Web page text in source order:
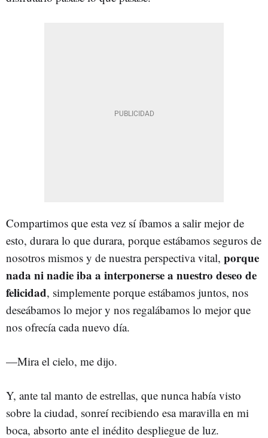
Compartimos que esta vez sí íbamos a salir mejor de
esto, durara lo que durara, porque estábamos seguros de
nosotros mismos y de nuestra perspectiva vital, porque
nada ni nadie iba a interponerse a nuestro deseo de
felicidad, simplemente porque estábamos juntos, nos
deseábamos lo mejor y nos regalábamos lo mejor que
nos ofrecía cada nuevo día.
—Mira el cielo, me dijo.
Y, ante tal manto de estrellas, que nunca había visto
sobre la ciudad, sonreí recibiendo esa maravilla en mi
boca, absorto ante el inédito despliegue de luz.